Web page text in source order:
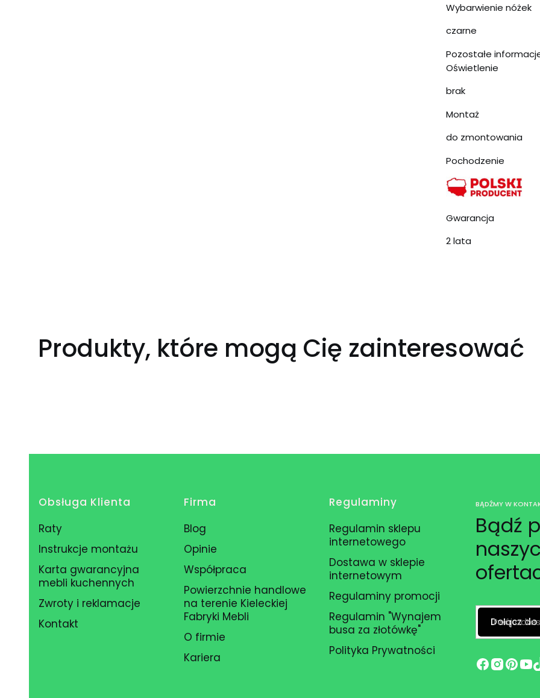
Wybarwienie nóżek
czarne
Pozostałe
Oświetlenie
brak
Montaż
do zmontowania
Pochodzenie
Gwarancja
2 lata
Produkty, które mogą Cię zainteresować
Linki w stopce
Obsługa Klienta
Raty
Instrukcje montażu
Karta gwarancyjna
mebli kuchennych
Zwroty i reklamacje
Kontakt
Firma
Blog
Opinie
Współpraca
Powierzchnie handlowe
na terenie Kieleckiej
Fabryki Mebli
O firmie
Kariera
Regulaminy
Regulamin sklepu
internetowego
Dostawa w sklepie
internetowym
Regulaminy promocji
Regulamin "Wynajem
busa za złotówkę"
Polityka Prywatności
BĄDŹMY W
Bądź
Twój
Dołącz